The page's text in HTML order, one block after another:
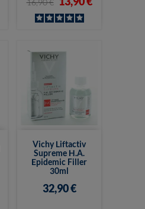
16,90 €
Vichy Liftactiv
Supreme H.A.
Epidemic Filler
30ml
32,90 €